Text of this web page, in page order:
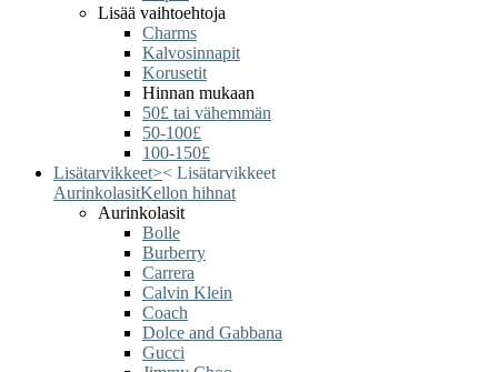
Lisää vaihtoehtoja
Charms
Kalvosinnapit
Korusetit
Hinnan mukaan
50£ tai vähemmän
50-100£
100-150£
Lisätarvikkeet>< Lisätarvikkeet
AurinkolasitKellon hihnat
Aurinkolasit
Bolle
Burberry
Carrera
Calvin Klein
Coach
Dolce and Gabbana
Gucci